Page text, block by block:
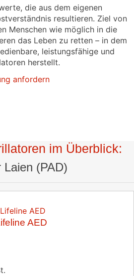
die aus dem eigenen
resultieren. Ziel von
Menschen wie möglich in die
das Leben zu retten – in dem
leistungsfähige und
herstellt.
anfordern
im Überblick:
Laien (PAD)
AED